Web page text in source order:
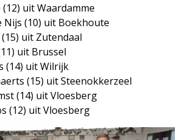
uit Waardamme
Nijs (10) uit Boekhoute
(15) uit Zutendaal
uit Brussel
(14) uit Wilrijk
(15) uit Steenokkerzeel
(14) uit Vloesberg
(12) uit Vloesberg